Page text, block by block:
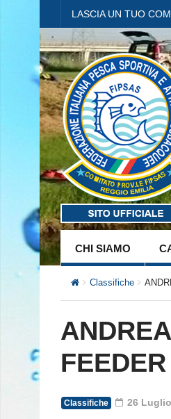
LASCIA UN TUO
CHI SIAMO
Classifiche
Classifiche 26